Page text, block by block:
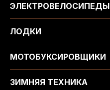
ЭЛЕКТРОВЕЛОСИПЕДЫ
ЛОДКИ
МОТОБУКСИРОВЩИКИ
ЗИМНЯЯ ТЕХНИКА